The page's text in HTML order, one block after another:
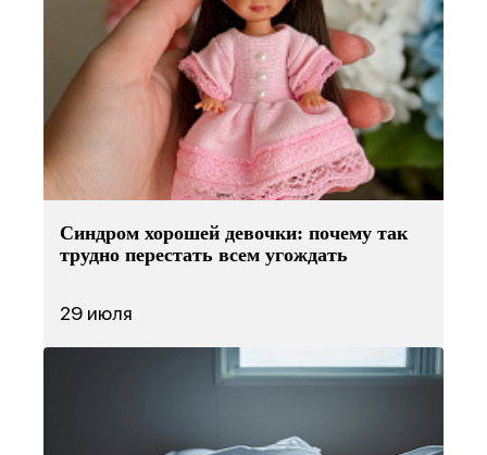
Синдром хорошей девочки: почему так
трудно перестать всем угождать
29 июля